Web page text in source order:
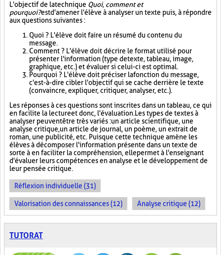
L'objectif de la technique Quoi, comment et
pourquoi?est d'amener l'élève à analyser un texte puis, à répondre
aux questions suivantes :
Quoi ? L'élève doit faire un résumé du contenu du
message.
Comment ? L'élève doit décrire le format utilisé pour
présenter l'information (type de texte, tableau, image,
graphique, etc.) et évaluer si celui-ci est optimal.
Pourquoi ? L'élève doit préciser la fonction du message,
c'est-à-dire cibler l'objectif qui se cache derrière le texte
(convaincre, expliquer, critiquer, analyser, etc.).
Les réponses à ces questions sont inscrites dans un tableau, ce qui
en facilite la lecture et donc, l'évaluation. Les types de textes à
analyser peuvent être très variés : un article scientifique, une
analyse critique, un article de journal, un poème, un extrait de
roman, une publicité, etc. Puisque cette technique amène les
élèves à décomposer l'information présente dans un texte de
sorte à en faciliter la compréhension, elle permet à l'enseignant
d'évaluer leurs compétences en analyse et le développement de
leur pensée critique.
Réflexion individuelle (31)
Valorisation des connaissances (12) Analyse critique (12)
TUTORAT